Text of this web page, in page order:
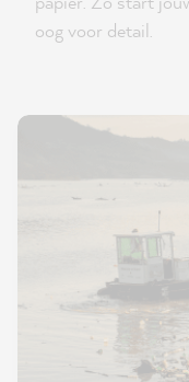
oog voor detail.